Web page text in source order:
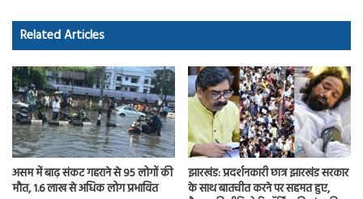
o
ok
d
o
n
Related Articles
असम में बाढ़ संकट गहराने से 95 लोगों की
मौत, 1.6 लाख से अधिक लोग प्रभावित
झारखंड: प्रदर्शनकारी छात्र झारखंड सरकार
के साथ बातचीत करने पर सहमत हुए,